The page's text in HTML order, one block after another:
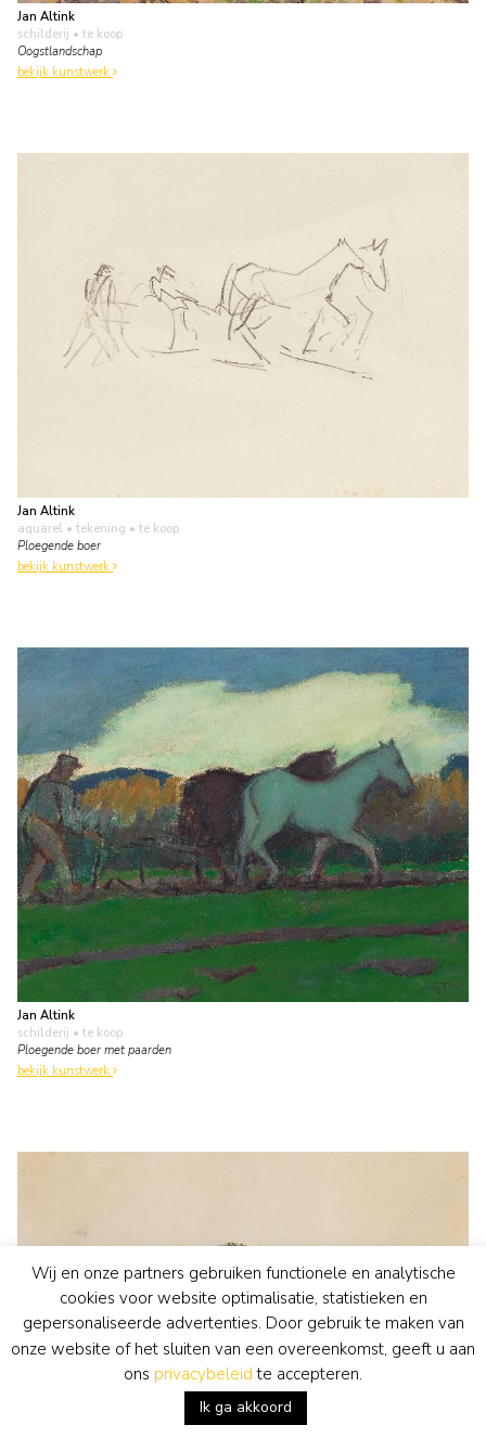
Jan Altink
schilderij • te koop
Oogstlandschap
bekijk kunstwerk
Jan Altink
aquarel • tekening • te koop
Ploegende boer
bekijk kunstwerk
Jan Altink
schilderij • te koop
Ploegende boer met paarden
bekijk kunstwerk
Wij en onze partners gebruiken functionele en analytische
cookies voor website optimalisatie, statistieken en
gepersonaliseerde advertenties. Door gebruik te maken van
onze website of het sluiten van een overeenkomst, geeft u aan
ons privacybeleid te accepteren.
Ik ga akkoord